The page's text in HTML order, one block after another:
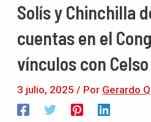
Solís y Chinchilla
cuentas en el
vínculos con
3 julio, 2025 / Por Gerardo